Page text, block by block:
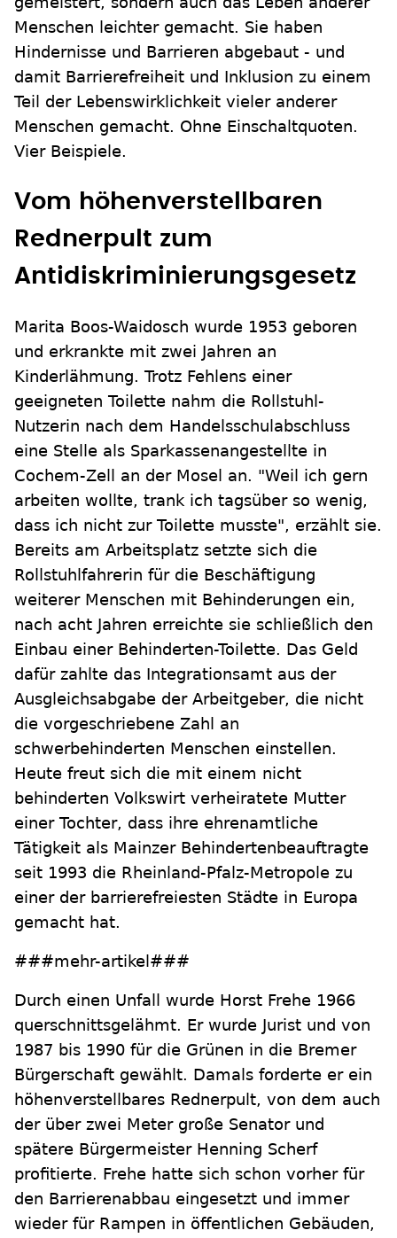
Menschen leichter gemacht. Sie haben
Hindernisse und Barrieren abgebaut - und
damit Barrierefreiheit und Inklusion zu einem
Teil der Lebenswirklichkeit vieler anderer
Menschen gemacht. Ohne Einschaltquoten.
Vier Beispiele.
Vom höhenverstellbaren
Rednerpult zum
Antidiskriminierungsgesetz
Marita Boos-Waidosch wurde 1953 geboren
und erkrankte mit zwei Jahren an
Kinderlähmung. Trotz Fehlens einer
geeigneten Toilette nahm die Rollstuhl-
Nutzerin nach dem Handelsschulabschluss
eine Stelle als Sparkassenangestellte in
Cochem-Zell an der Mosel an. "Weil ich gern
arbeiten wollte, trank ich tagsüber so wenig,
dass ich nicht zur Toilette musste", erzählt sie.
Bereits am Arbeitsplatz setzte sich die
Rollstuhlfahrerin für die Beschäftigung
weiterer Menschen mit Behinderungen ein,
nach acht Jahren erreichte sie schließlich den
Einbau einer Behinderten-Toilette. Das Geld
dafür zahlte das Integrationsamt aus der
Ausgleichsabgabe der Arbeitgeber, die nicht
die vorgeschriebene Zahl an
schwerbehinderten Menschen einstellen.
Heute freut sich die mit einem nicht
behinderten Volkswirt verheiratete Mutter
einer Tochter, dass ihre ehrenamtliche
Tätigkeit als Mainzer Behindertenbeauftragte
seit 1993 die Rheinland-Pfalz-Metropole zu
einer der barrierefreiesten Städte in Europa
gemacht hat.
###mehr-artikel###
Durch einen Unfall wurde Horst Frehe 1966
querschnittsgelähmt. Er wurde Jurist und von
1987 bis 1990 für die Grünen in die Bremer
Bürgerschaft gewählt. Damals forderte er ein
höhenverstellbares Rednerpult, von dem auch
der über zwei Meter große Senator und
spätere Bürgermeister Henning Scherf
profitierte. Frehe hatte sich schon vorher für
den Barrierenabbau eingesetzt und immer
wieder für Rampen in öffentlichen Gebäuden,